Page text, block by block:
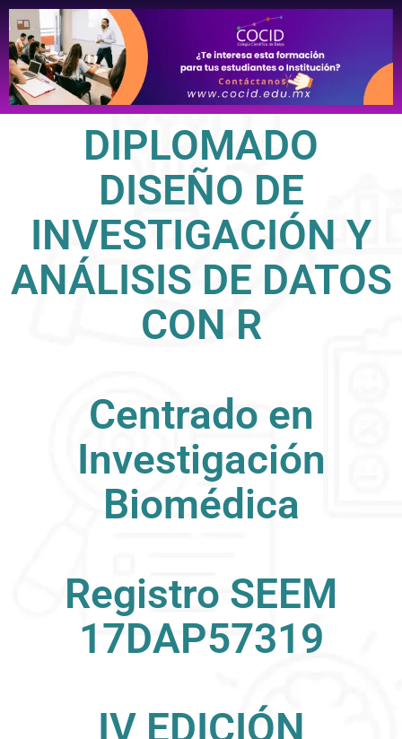
DIPLOMADO
DISEÑO DE
INVESTIGACIÓN Y
ANÁLISIS DE DATOS
CON R
Centrado en
Investigación
Biomédica
Registro SEEM
17DAP57319
IV EDICIÓN